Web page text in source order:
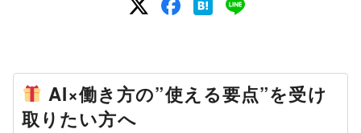
AI×働き方の”使える要点”を受け
取りたい方へ